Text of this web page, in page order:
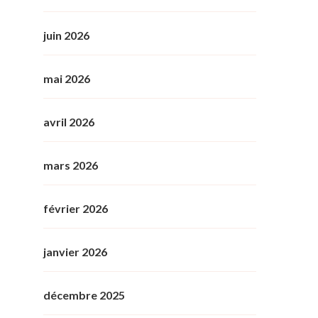
juin 2026
mai 2026
avril 2026
mars 2026
février 2026
janvier 2026
décembre 2025